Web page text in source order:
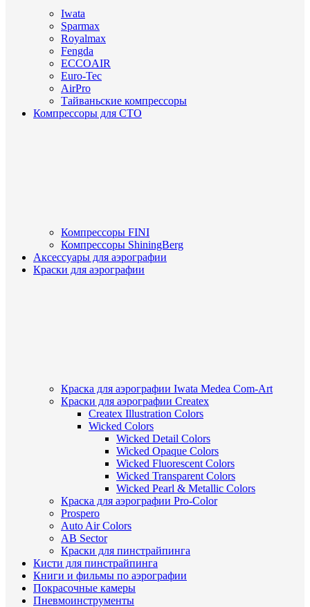
Iwata
Sparmax
Royalmax
Fengda
ECCOAIR
Euro-Tec
AirPro
Тайваньские компрессоры
Компрессоры для СТО
Компрессоры FINI
Компрессоры ShiningBerg
Аксессуары для аэрографии
Краски для аэрографии
Краска для аэрографии Iwata Medea Com-Art
Краски для аэрографии Createx
Createx Illustration Colors
Wicked Colors
Wicked Detail Colors
Wicked Opaque Colors
Wicked Fluorescent Colors
Wicked Transparent Colors
Wicked Pearl & Metallic Colors
Краска для аэрографии Pro-Color
Prospero
Auto Air Colors
AB Sector
Краски для пинстрайпинга
Кисти для пинстрайпинга
Книги и фильмы по аэрографии
Покрасочные камеры
Пневмоинструменты